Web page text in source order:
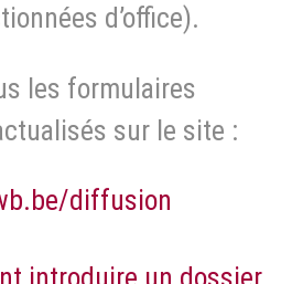
d’office).
les formulaires
sur le site :
diffusion
introduire un dossier